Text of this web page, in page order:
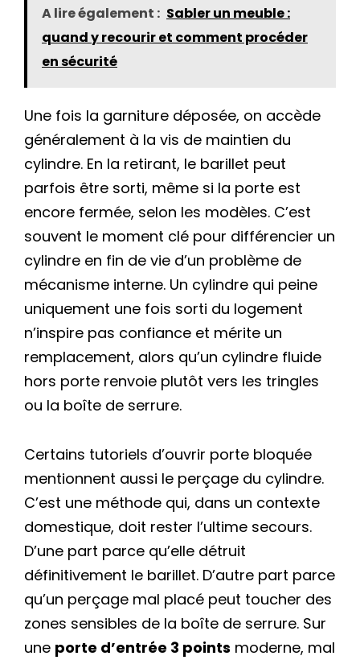
A lire également : Sabler un meuble :
quand y recourir et comment procéder
en sécurité
Une fois la garniture déposée, on accède
généralement à la vis de maintien du
cylindre. En la retirant, le barillet peut
parfois être sorti, même si la porte est
encore fermée, selon les modèles. C’est
souvent le moment clé pour différencier un
cylindre en fin de vie d’un problème de
mécanisme interne. Un cylindre qui peine
uniquement une fois sorti du logement
n’inspire pas confiance et mérite un
remplacement, alors qu’un cylindre fluide
hors porte renvoie plutôt vers les tringles
ou la boîte de serrure.
Certains tutoriels d’ouvrir porte bloquée
mentionnent aussi le perçage du cylindre.
C’est une méthode qui, dans un contexte
domestique, doit rester l’ultime secours.
D’une part parce qu’elle détruit
définitivement le barillet. D’autre part parce
qu’un perçage mal placé peut toucher des
zones sensibles de la boîte de serrure. Sur
une porte d’entrée 3 points moderne, mal